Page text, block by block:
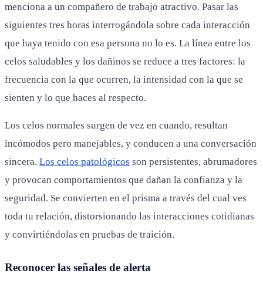
menciona a un compañero de trabajo atractivo. Pasar las
siguientes tres horas interrogándola sobre cada interacción
que haya tenido con esa persona no lo es. La línea entre los
celos saludables y los dañinos se reduce a tres factores: la
frecuencia con la que ocurren, la intensidad con la que se
sienten y lo que haces al respecto.
Los celos normales surgen de vez en cuando, resultan
incómodos pero manejables, y conducen a una conversación
sincera. Los celos patológicos son persistentes, abrumadores
y provocan comportamientos que dañan la confianza y la
seguridad. Se convierten en el prisma a través del cual ves
toda tu relación, distorsionando las interacciones cotidianas
y convirtiéndolas en pruebas de traición.
Reconocer las señales de alerta